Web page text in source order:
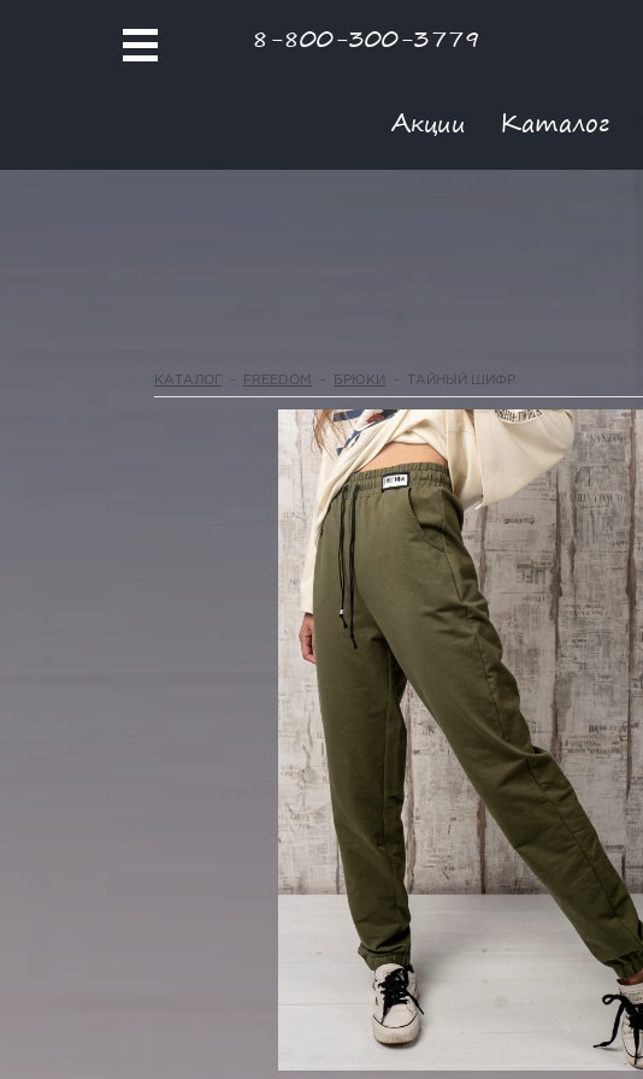
8-800-300-3779
Акции Каталог
КАТАЛОГ - FREEDOM - БРЮКИ - ТАЙНЫЙ ШИФР